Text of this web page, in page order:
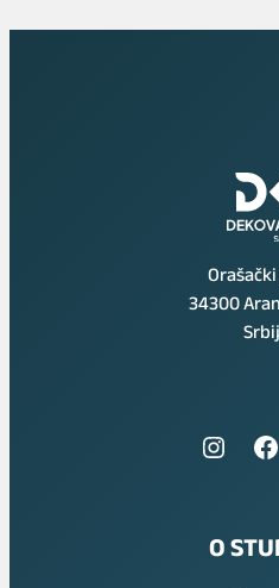
Orašački
34300
Instagram Facebook
O